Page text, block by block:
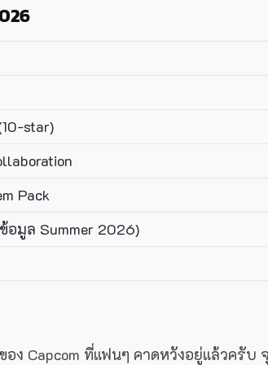
star)
Pack
อมูล Summer 2026)
ง Capcom ที่แฟนๆ คาดหวังอยู่แล้วครับ